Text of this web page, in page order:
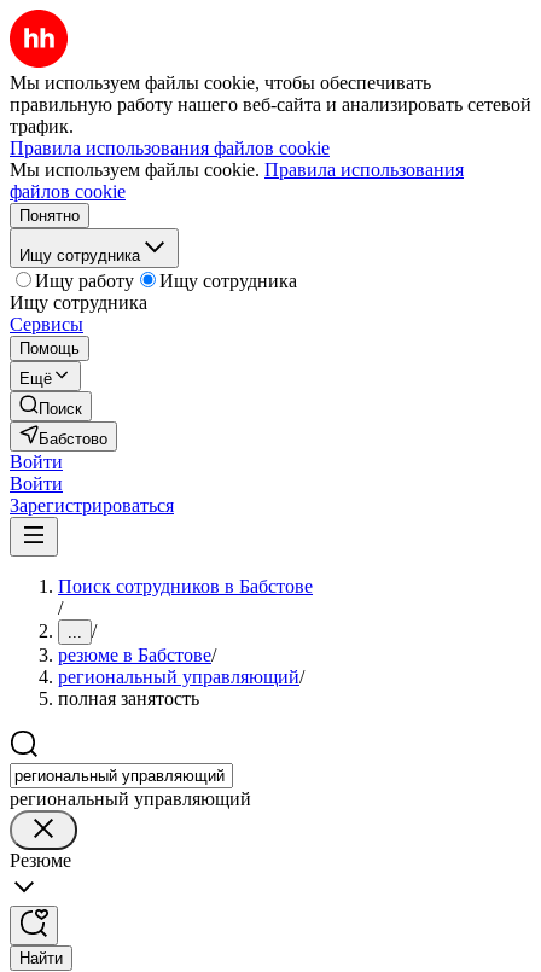
Мы используем файлы cookie, чтобы обеспечивать
правильную работу нашего веб-сайта и анализировать сетевой
трафик.
Правила использования файлов cookie
Мы используем файлы cookie. Правила использования
файлов cookie
Понятно
Ищу сотрудника
Ищу работу
Ищу сотрудника
Ищу сотрудника
Сервисы
Помощь
Ещё
Поиск
Бабстово
Войти
Войти
Зарегистрироваться
Поиск сотрудников в Бабстове
/
... /
резюме в Бабстове/
региональный управляющий/
полная занятость
региональный управляющий
Резюме
Найти